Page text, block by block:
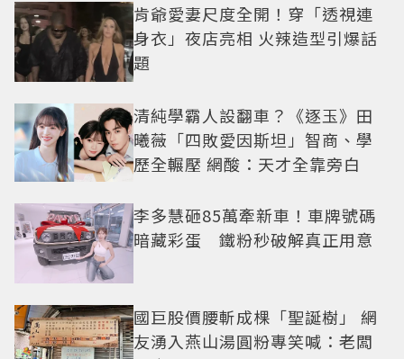
肯爺愛妻尺度全開！穿「透視連
身衣」夜店亮相 火辣造型引爆話
題
清純學霸人設翻車？《逐玉》田
曦薇「四敗愛因斯坦」智商、學
歷全輾壓 網酸：天才全靠旁白
李多慧砸85萬牽新車！車牌號碼
暗藏彩蛋 鐵粉秒破解真正用意
國巨股價腰斬成棵「聖誕樹」 網
友湧入燕山湯圓粉專笑喊：老闆